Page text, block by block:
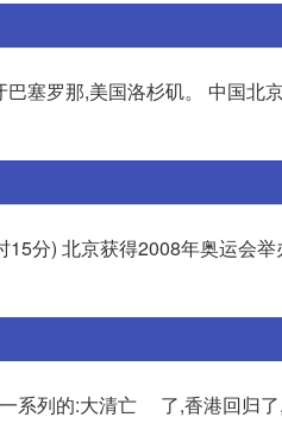
塞罗那,美国洛杉矶。 中国北
分) 北京获得2008年奥运会
列的:大清亡‌‌ ‌ ‌‌‌ ‌ ‌‌ ‌了,香港回归